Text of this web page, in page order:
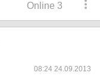
Online 3
08:24 24.09.2013